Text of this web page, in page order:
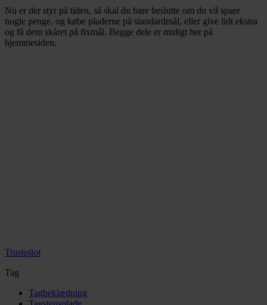
Nu er der styr på tiden, så skal du bare beslutte om du vil spare
nogle penge, og købe pladerne på standardmål, eller give lidt ekstra
og få dem skåret på fixmål. Begge dele er muligt her på
hjemmesiden.
Trustpilot
Tag
Tagbeklædning